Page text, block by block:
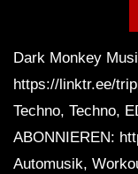
Dark Monkey
https://linktr.ee/
Techno, Techno,
ABONNIEREN:
Automusik,